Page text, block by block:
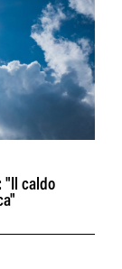
"Il caldo